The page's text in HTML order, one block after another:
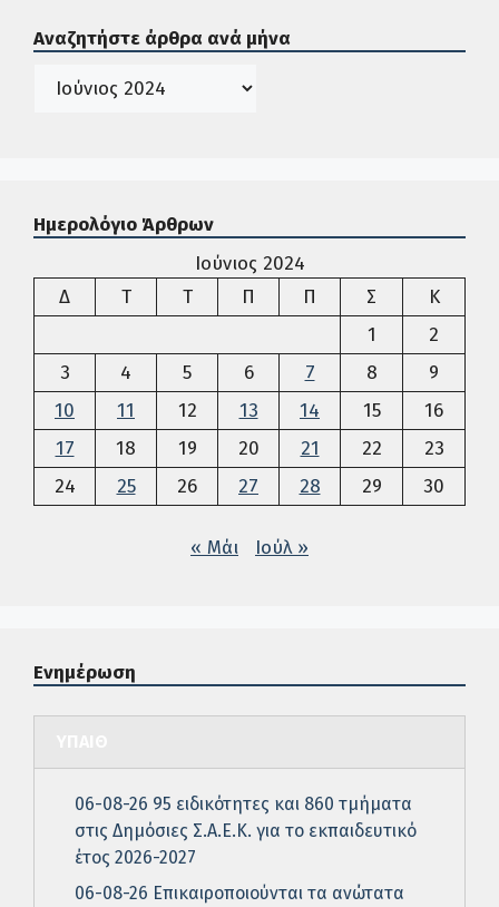
Αναζητήστε άρθρα ανά μήνα
Ιστορικό
Ημερολόγιο Άρθρων
Ιούνιος 2024
ΔΔευτέρα
ΤΤρίτη ΤΤετάρτη
Π Πέμπτη
Π Παρασκευή
Σ Σάββατο
Κ
1
2
3
4 5 6 7 8
9
10
11 12 13 14 15
16
17
18 19 20 21 22
23
24
25 26 27 28 29 30
« Μάι Ιούλ »
Ενημέρωση
06-08-26 95 ειδικότητες και 860 τμήματα
στις Δημόσιες Σ.Α.Ε.Κ. για το εκπαιδευτικό
έτος 2026-2027
06-08-26 Επικαιροποιούνται τα ανώτατα